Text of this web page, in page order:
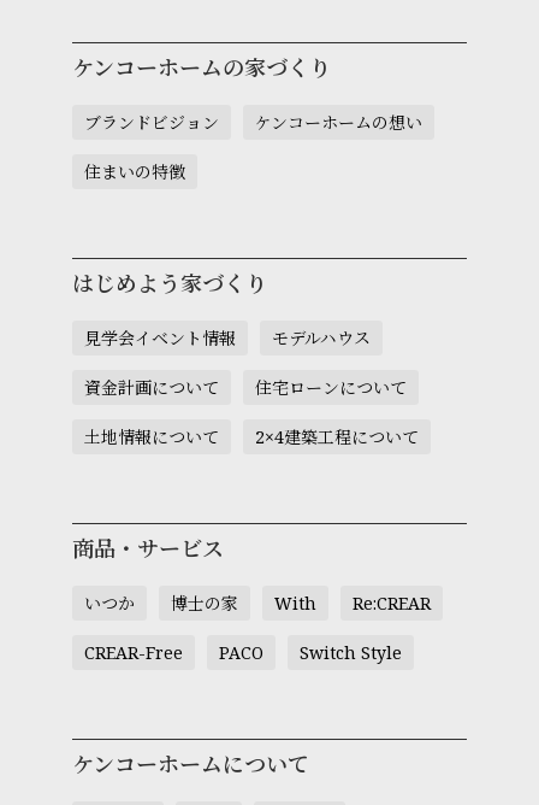
ケンコーホームの家づくり
ブランドビジョン ケンコーホームの想い
住まいの特徴
はじめよう家づくり
見学会イベント情報 モデルハウス
資金計画について 住宅ローンについて
土地情報について 2×4建築工程について
商品・サービス
いつか 博士の家 With Re:CREAR
CREAR-Free PACO Switch Style
ケンコーホームについて